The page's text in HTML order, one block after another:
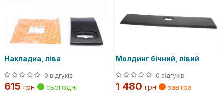
Накладка, ліва
0 відгуків
615 грн сьогодні
Молдинг бічний, лівий
0 відгуків
1 480 грн завтра